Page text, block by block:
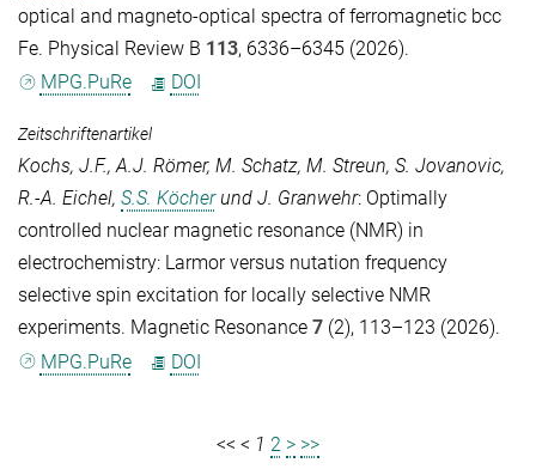
optical and magneto-optical spectra of ferromagnetic bcc
Fe. Physical Review B 113, 6336–6345 (2026).
MPG.PuRe
DOI
Zeitschriftenartikel
Kochs, J.F.,A.J. Römer, M. Schatz, M. Streun, S. Jovanovic,
R.-A. Eichel, S.S. Köcherund J. Granwehr: Optimally
controlled nuclear magnetic resonance (NMR) in
electrochemistry: Larmor versus nutation frequency
selective spin excitation for locally selective NMR
experiments. Magnetic Resonance 7 (2), 113–123 (2026).
MPG.PuRe
DOI
<< < 1 2 > >>